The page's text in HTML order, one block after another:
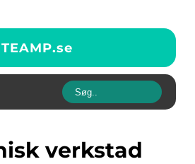
TEAMP.se
verkstad